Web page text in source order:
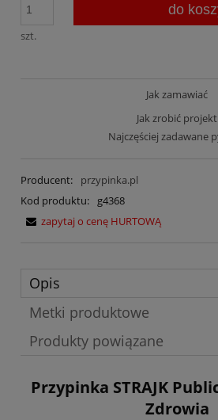
szt.
do
Jak zamawiać
Jak zrobić projekt
Najczęściej zadawane
Producent:
przypinka.pl
Kod produktu:
g4368
zapytaj o cenę HURTOWĄ
Opis
Metki produktowe
Produkty powiązane
Przypinka STRAJK
Zdrowia